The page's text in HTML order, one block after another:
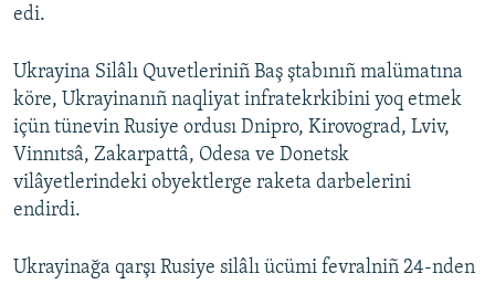
edi.
Ukrayina Silâlı Quvetleriniñ Baş ştabınıñ malümatına
köre, Ukrayinanıñ naqliyat infratekrkibini yoq etmek
içün tünevin Rusiye ordusı Dnipro, Kirovograd, Lviv,
Vinnıtsâ, Zakarpattâ, Odesa ve Donetsk
vilâyetlerindeki obyektlerge raketa darbelerini
endirdi.
Ukrayinağa qarşı Rusiye silâlı ücümi fevralniñ 24-nden